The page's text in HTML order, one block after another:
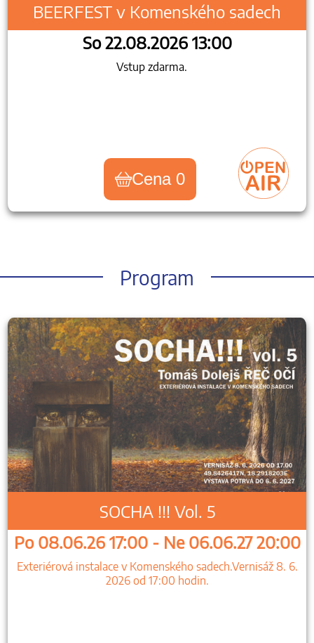
BEERFEST v Komenského sadech
So 22.08.2026 13:00
Vstup zdarma.
Cena 0
Program
SOCHA !!! Vol. 5
Po 08.06.26 17:00 - Ne 06.06.27 20:00
Exteriérová instalace v Komenského sadech.Vernisáž 8. 6.
2026 od 17:00 hodin.